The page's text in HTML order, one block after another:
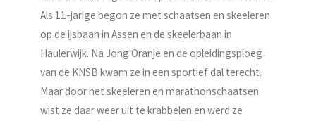
Als 11-jarige begon ze met schaatsen en skeeleren
op de ijsbaan in Assen en de skeelerbaan in
Haulerwijk. Na Jong Oranje en de opleidingsploeg
van de KNSB kwam ze in een sportief dal terecht.
Maar door het skeeleren en marathonschaatsen
wist ze daar weer uit te krabbelen en werd ze